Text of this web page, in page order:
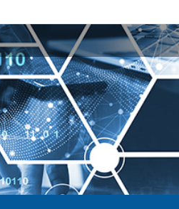
– IPHC